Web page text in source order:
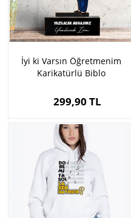
İyi ki Varsın Öğretmenim
Karikatürlü Biblo
299,90 TL